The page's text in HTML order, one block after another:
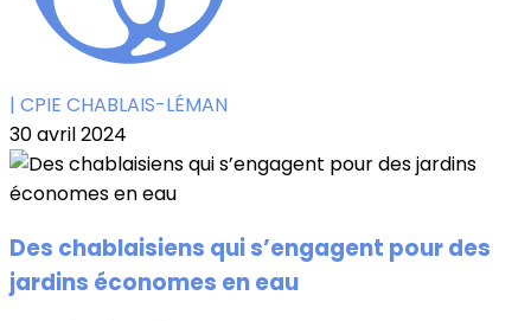
| CPIE CHABLAIS-LÉMAN
30 avril 2024
Des chablaisiens qui s’engagent pour des
jardins économes en eau